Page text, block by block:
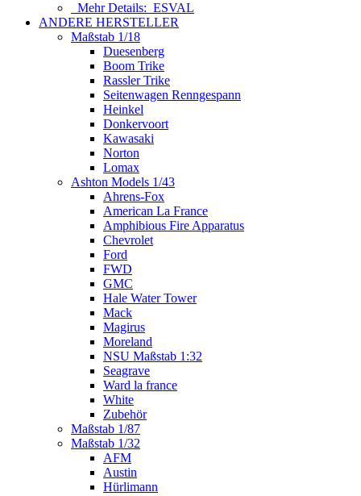
Mehr Details: ESVAL
ANDERE HERSTELLER
Maßstab 1/18
Duesenberg
Boom Trike
Rassler Trike
Seitenwagen Renngespann
Heinkel
Donkervoort
Kawasaki
Norton
Lomax
Ashton Models 1/43
Ahrens-Fox
American La France
Amphibious Fire Apparatus
Chevrolet
Ford
FWD
GMC
Hale Water Tower
Mack
Magirus
Moreland
NSU Maßstab 1:32
Seagrave
Ward la france
White
Zubehör
Maßstab 1/87
Maßstab 1/32
AFM
Austin
Hürlimann